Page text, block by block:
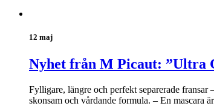
12 maj
Nyhet från M Picaut: ”Ultra
Fylligare, längre och perfekt separerade
skonsam och vårdande formula. – En mascara